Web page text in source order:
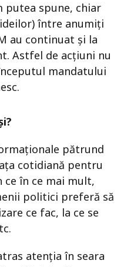
putea spune, chiar
între anumiţi
au continuat şi la
Astfel de acţiuni nu
mandatului
pătrund
cotidiană pentru
ce în ce mai mult,
politici preferă să
ce fac, la ce se
atenţia în seara